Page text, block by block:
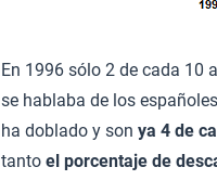
En 1996 sólo 2 de cada 10
se hablaba de los
ha doblado y son ya 4 de
tanto el porcentaje de